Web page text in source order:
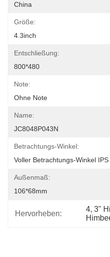
China
Größe:
4.3inch
Entschließung:
800*480
Note:
Ohne Note
Name:
JC8048P043N
Betrachtungs-Winkel:
Voller Betrachtungs-Winkel IPS
Außenmaß:
106*68mm
Hervorheben:
4, 3"